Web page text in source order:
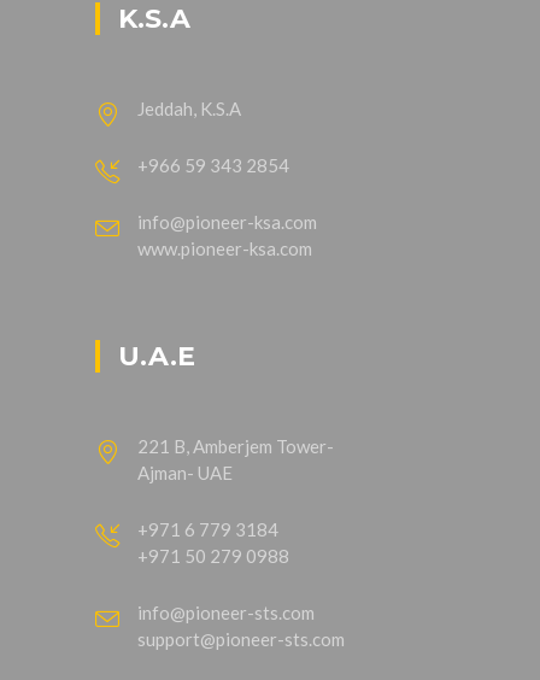
K.S.A
Jeddah, K.S.A
+966 59 343 2854
info@pioneer-ksa.com
www.pioneer-ksa.com
U.A.E
221 B, Amberjem Tower-
Ajman- UAE
+971 6 779 3184
+971 50 279 0988
info@pioneer-sts.com
support@pioneer-sts.com